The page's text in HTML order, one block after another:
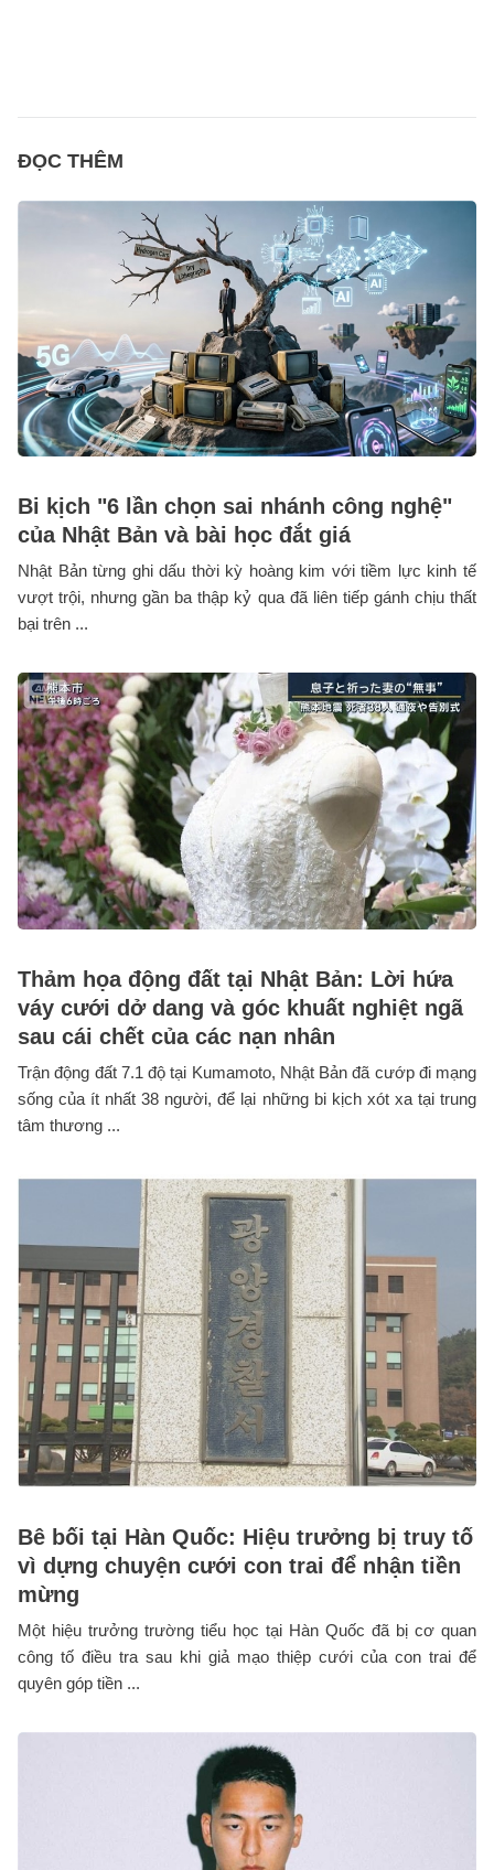
ĐỌC THÊM
Bi kịch "6 lần chọn sai nhánh công nghệ"
của Nhật Bản và bài học đắt giá
Nhật Bản từng ghi dấu thời kỳ hoàng kim với tiềm lực kinh tế
vượt trội, nhưng gần ba thập kỷ qua đã liên tiếp gánh chịu thất
bại trên ...
Thảm họa động đất tại Nhật Bản: Lời hứa
váy cưới dở dang và góc khuất nghiệt ngã
sau cái chết của các nạn nhân
Trận động đất 7.1 độ tại Kumamoto, Nhật Bản đã cướp đi mạng
sống của ít nhất 38 người, để lại những bi kịch xót xa tại trung
tâm thương ...
Bê bối tại Hàn Quốc: Hiệu trưởng bị truy tố
vì dựng chuyện cưới con trai để nhận tiền
mừng
Một hiệu trưởng trường tiểu học tại Hàn Quốc đã bị cơ quan
công tố điều tra sau khi giả mạo thiệp cưới của con trai để
quyên góp tiền ...